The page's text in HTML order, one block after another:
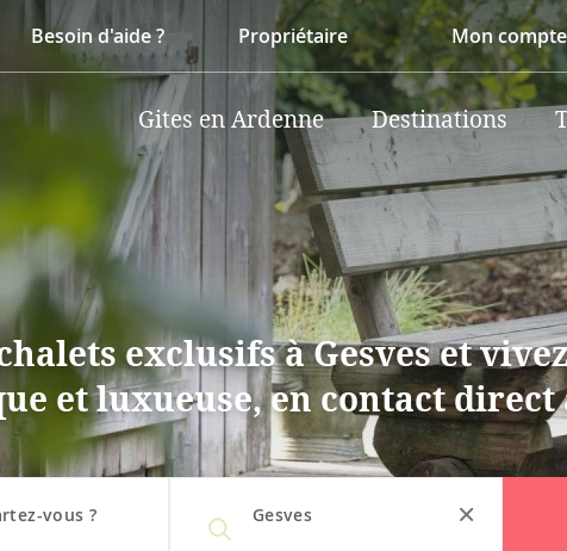
Besoin d'aide ? Propriétaire Mon compte
Gites en Ardenne Destinations
exclusifs à Gesves et
et luxueuse, en contact
vous ? Gesves